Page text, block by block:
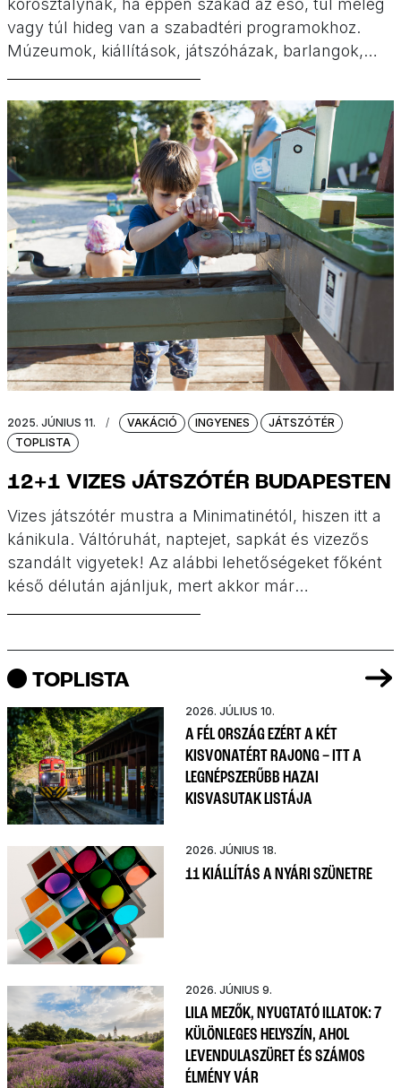
vagy túl hideg van a szabadtéri programokhoz.
Múzeumok, kiállítások, játszóházak, barlangok,
sok minden más vár rátok városszerte.
2025. JÚNIUS 11. / VAKÁCIÓ INGYENES
JÁTSZÓTÉR
TOPLISTA
12+1 VIZES JÁTSZÓTÉR BUDAPESTEN
Vizes játszótér mustra a Minimatinétól, hiszen itt a
kánikula. Váltóruhát, naptejet, sapkát és vizezős
szandált vigyetek! Az alábbi lehetőségeket főként
késő délután ajánljuk, mert akkor már
TOPLISTA
2026. JÚLIUS 10.
A FÉL ORSZÁG EZÉRT A KÉT
KISVONATÉRT RAJONG – ITT A
LEGNÉPSZERŰBB HAZAI
KISVASUTAK LISTÁJA
2026. JÚNIUS 18.
11 KIÁLLÍTÁS A NYÁRI SZÜNETRE
2026. JÚNIUS 9.
LILA MEZŐK, NYUGTATÓ ILLATOK: 7
KÜLÖNLEGES HELYSZÍN, AHOL
LEVENDULASZÜRET ÉS SZÁMOS
ÉLMÉNY VÁR